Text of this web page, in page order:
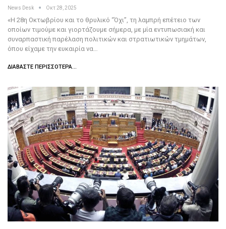
News Desk Οκτ 28, 2025
«Η 28η Οκτωβρίου και το θρυλικό “Όχι”, τη λαμπρή επέτειο των
οποίων τιμούμε και γιορτάζουμε σήμερα, με μία εντυπωσιακή και
συναρπαστική παρέλαση πολιτικών και στρατιωτικών τμημάτων,
όπου είχαμε την ευκαιρία να…
ΔΙΑΒΆΣΤΕ ΠΕΡΙΣΣΌΤΕΡΑ...